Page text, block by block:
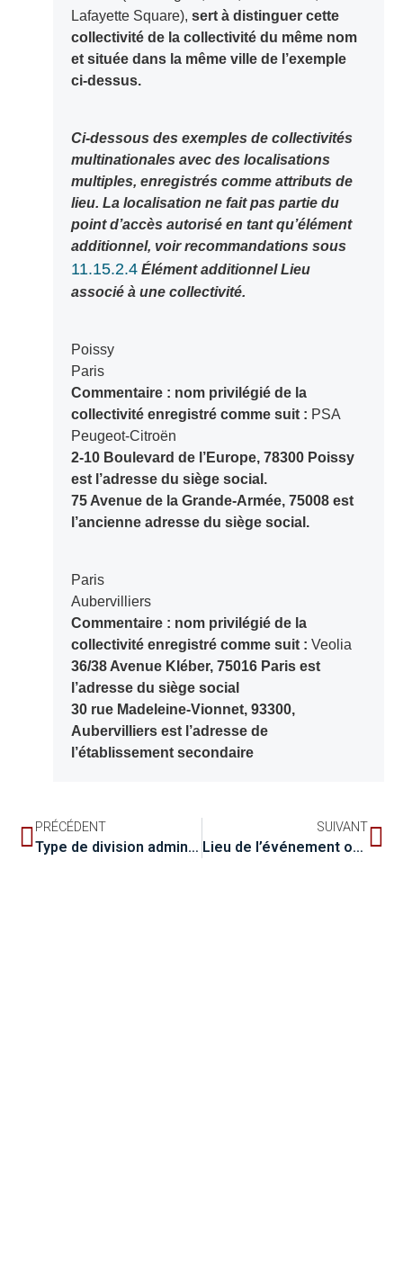
Lafayette Square), sert à distinguer cette
collectivité de la collectivité du même nom
et située dans la même ville de l’exemple
ci-dessus.
Ci-dessous des exemples de collectivités
multinationales avec des localisations
multiples, enregistrés comme attributs de
lieu. La localisation ne fait pas partie du
point d’accès autorisé en tant qu’élément
additionnel, voir recommandations sous
11.15.2.4 Élément additionnel Lieu
associé à une collectivité.
Poissy
Paris
Commentaire : nom privilégié de la
collectivité enregistré comme suit : PSA
Peugeot-Citroën
2-10 Boulevard de l’Europe, 78300 Poissy
est l’adresse du siège social.
75 Avenue de la Grande-Armée, 75008 est
l’ancienne adresse du siège social.
Paris
Aubervilliers
Commentaire : nom privilégié de la
collectivité enregistré comme suit : Veolia
36/38 Avenue Kléber, 75016 Paris est
l’adresse du siège social
30 rue Madeleine-Vionnet, 93300,
Aubervilliers est l’adresse de
l’établissement secondaire
PRÉCÉDENT
Type de division administrative ou juridictionnelle
SUIVANT
Lieu de l’événement où un groupe occasionnel s’est réuni